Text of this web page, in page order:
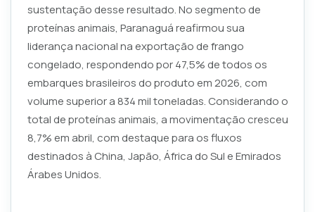
sustentação desse resultado. No segmento de
proteínas animais, Paranaguá reafirmou sua
liderança nacional na exportação de frango
congelado, respondendo por 47,5% de todos os
embarques brasileiros do produto em 2026, com
volume superior a 834 mil toneladas. Considerando o
total de proteínas animais, a movimentação cresceu
8,7% em abril, com destaque para os fluxos
destinados à China, Japão, África do Sul e Emirados
Árabes Unidos.